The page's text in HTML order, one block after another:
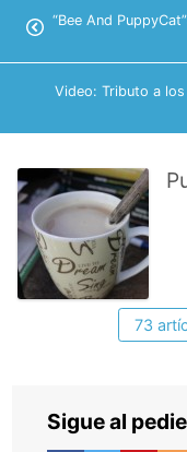
“Bee And
Video: Tributo a
73
Sigue al